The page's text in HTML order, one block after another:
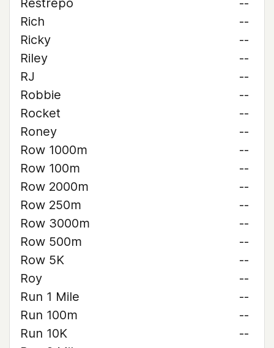
Restrepo
--
Rich
--
Ricky
--
Riley
--
RJ
--
Robbie
--
Rocket
--
Roney
--
Row 1000m
--
Row 100m
--
Row 2000m
--
Row 250m
--
Row 3000m
--
Row 500m
--
Row 5K
--
Roy
--
Run 1 Mile
--
Run 100m
--
Run 10K
--